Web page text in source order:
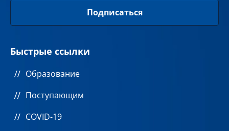
Быстрые ссылки
Образование
Поступающим
COVID-19